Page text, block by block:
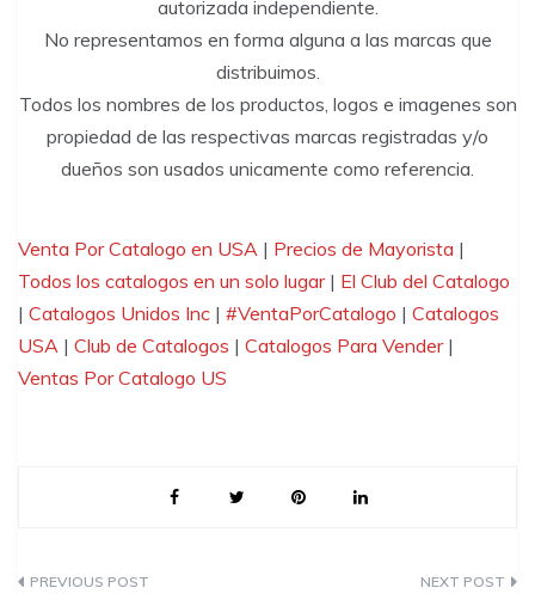
autorizada independiente.
No representamos en forma alguna a las marcas que
distribuimos.
Todos los nombres de los productos, logos e imagenes son
propiedad de las respectivas marcas registradas y/o
dueños son usados unicamente como referencia.
Venta Por Catalogo en USA | Precios de Mayorista |
Todos los catalogos en un solo lugar| El Club del Catalogo
| Catalogos Unidos Inc | #VentaPorCatalogo | Catalogos
USA | Club de Catalogos | Catalogos Para Vender |
Ventas Por Catalogo US